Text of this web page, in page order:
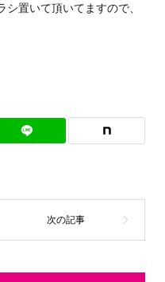
置いて頂いてますので、